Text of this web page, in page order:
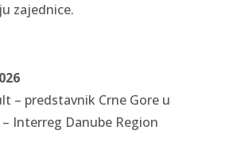
zajednice.
– predstavnik Crne Gore u
Interreg Danube Region